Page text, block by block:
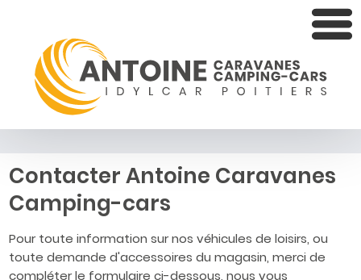
Contacter Antoine Caravanes
Camping-cars
Pour toute information sur nos véhicules de loisirs, ou
toute demande d'accessoires du magasin, merci de
compléter le formulaire ci-dessous, nous vous